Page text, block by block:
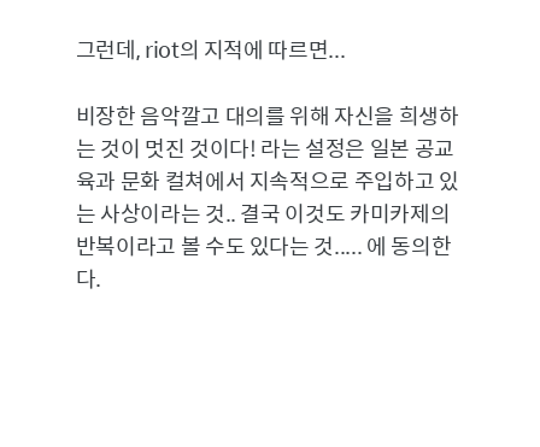
그런데, riot의 지적에 따르면...
비장한 음악깔고 대의를 위해 자신을 희생하
는 것이 멋진 것이다! 라는 설정은 일본 공교
육과 문화 컬쳐에서 지속적으로 주입하고 있
는 사상이라는 것.. 결국 이것도 카미카제의
반복이라고 볼 수도 있다는 것..... 에 동의한
다.